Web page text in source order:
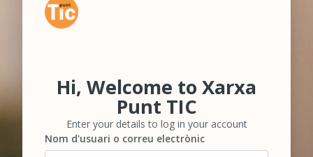
Hi, Welcome to Xarxa
Punt TIC
Enter your details to log in your account
Salta-t'ho per crear un nou compte
Nom d'usuari o correu electrònic
Nom d'usuari o correu electrònic